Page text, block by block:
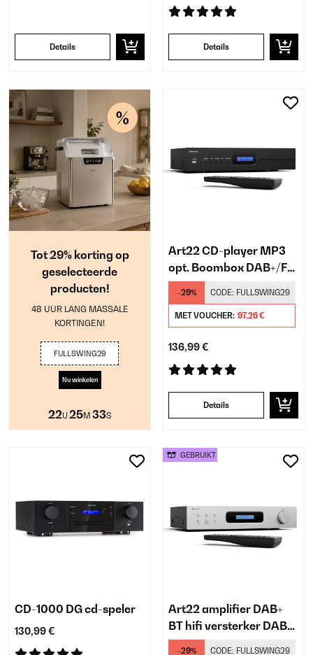
Details Details
Tot 29% korting op
geselecteerde
producten!
48 UUR LANG MASSALE
KORTINGEN!
FULLSWING29
Nu winkelen
22U 25M 33S
Art22 CD-player MP3
opt. Boombox DAB+/FM
radio CD/MP3 player
3W luidsprekers 2,4
-29% CODE: FULLSWING29
MET VOUCHER: 97,26 €
136,99 €
Details
CD-1000 DG cd-speler
130,99 €
Art22 amplifier DAB+
BT hifi versterker DAB+/
FM radio 2 x 60 W
-29% CODE: FULLSWING29
GEBRUIKT